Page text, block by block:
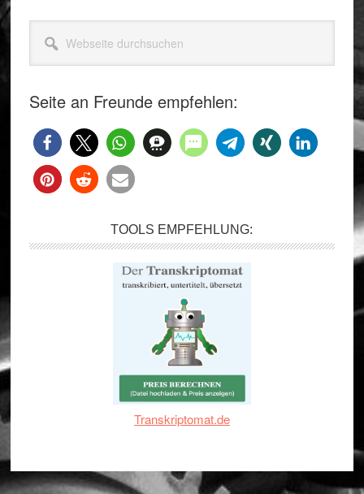
Seitenspalte
durchsuchen
Seite an Freunde empfehlen:
TOOLS EMPFEHLUNG:
Transkriptomat.de